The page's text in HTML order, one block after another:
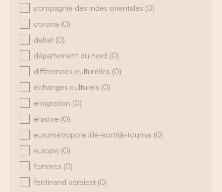
compagnie des indes orientales (0)
corona (0)
debat (0)
département du nord (0)
différences culturelles (0)
échanges culturels (0)
émigration (0)
érasme (0)
eurométropole lille-kortrijk-tournai (0)
europe (0)
femmes (0)
ferdinand verbiest (0)